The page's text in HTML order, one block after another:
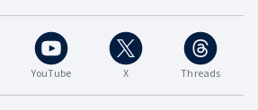
YouTube X Threads